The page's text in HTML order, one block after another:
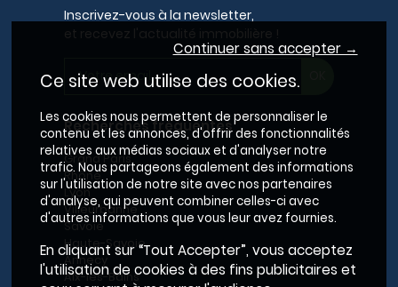
Inscrivez-vous à la newsletter,
Recherches fréquentes
Grand Paris
Rhône
Lyon
Villeurbanne
Savoie
Haute-Savoie
Annecy
Aix-les-Bains
Continuer sans accepter →
Ce site web utilise des cookies.
Les cookies nous permettent de personnaliser le
contenu et les annonces, d'offrir des fonctionnalités
relatives aux médias sociaux et d'analyser notre
trafic. Nous partageons également des informations
sur l'utilisation de notre site avec nos partenaires
d'analyse, qui peuvent combiner celles-ci avec
d'autres informations que vous leur avez fournies.
En cliquant sur “Tout Accepter”, vous acceptez
l'utilisation de cookies à des fins publicitaires et